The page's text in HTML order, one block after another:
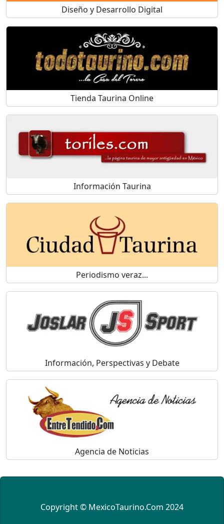
Diseño y Desarrollo Digital
Tienda Taurina Online
Información Taurina
Periodismo veraz...
Información, Perspectivas y Debate
Agencia de Noticias
cara gestun shopee paylater
Copyright © MexicoTaurino.Com 2024